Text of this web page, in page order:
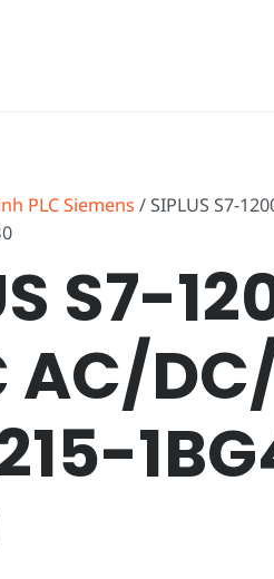
PLC Siemens / SIPLUS S7-
S7-
AC/